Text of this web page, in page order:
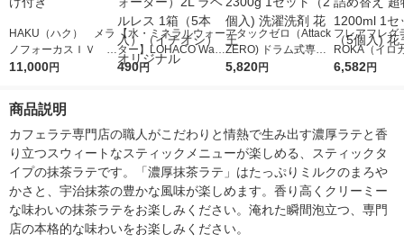
HAKU（ハク） メラ
ノフォーカスＩＶ 4
5ｇ 資生堂 おまけ
11,000円
【水・ミネラルウォー
ター】LOHACO Wate
r（ロハコウォータ
490円
アタックゼロ（Attack
ZERO) ドラム式専用
詰め替え メガジャン
5,820円
フレアフレグ
ROKA（イロ
イキッドリリ
6,582円
商品説明
カフェラテ専門店の職人がこだわりと情熱で生み出す濃厚ラテと香
り立つスウィートなスティックメニューが楽しめる、スティックタ
イプの抹茶ラテです。「濃厚抹茶ラテ」はたっぷりミルクのまろや
かさと、宇治抹茶の豊かな風味が楽しめます。香り高くクリーミー
な味わいの抹茶ラテをお楽しみください。淹れた瞬間泡立つ、専門
店の本格的な味わいをお楽しみください。